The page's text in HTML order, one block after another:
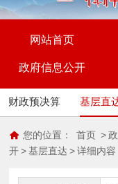
网站首页
政府信息公开
财政预决算 基层直
您的位置： 首页 >
开 > 基层直达 > 详细内容